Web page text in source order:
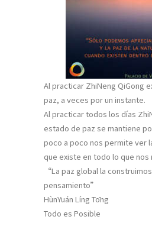
Al practicar ZhiNeng QiGong
paz, a veces por un instante.
Al practicar todos los días
estado de paz se mantiene
poco a poco nos permite ver
que existe en todo lo que nos
“La paz global la
pensamiento”
HùnYuán Líng Tōng
Todo es Posible